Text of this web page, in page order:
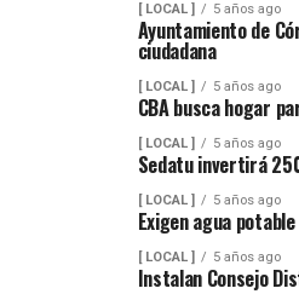
[ LOCAL ] 5 años ago
Ayuntamiento de
ciudadana
[ LOCAL ] 5 años ago
CBA busca hogar
[ LOCAL ] 5 años ago
Sedatu invertirá
[ LOCAL ] 5 años ago
Exigen agua potable
[ LOCAL ] 5 años ago
Instalan Consejo